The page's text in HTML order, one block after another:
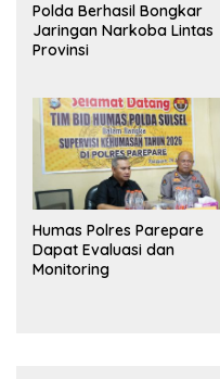
Polda Berhasil Bongkar
Jaringan Narkoba Lintas
Provinsi
Humas Polres Parepare
Dapat Evaluasi dan
Monitoring